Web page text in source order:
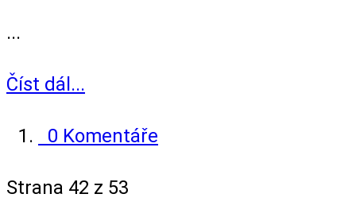
...
Číst dál...
0 Komentáře
Strana 42 z 53